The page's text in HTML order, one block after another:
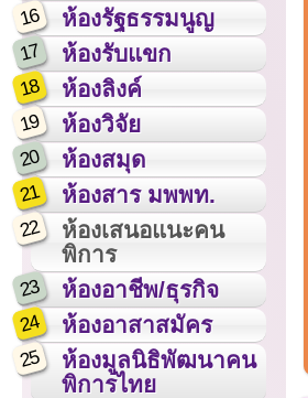
16 ห้องรัฐธรรมนูญ
17 ห้องรับแขก
18 ห้องลิงค์
19 ห้องวิจัย
20 ห้องสมุด
21 ห้องสาร มพพท.
22
ห้องเสนอแนะคน
พิการ
23 ห้องอาชีพ/ธุรกิจ
24 ห้องอาสาสมัคร
25
ห้องมูลนิธิพัฒนาคน
พิการไทย